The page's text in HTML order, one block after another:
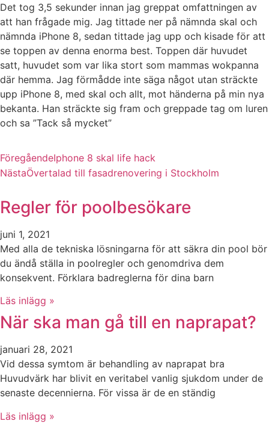
Det tog 3,5 sekunder innan jag greppat omfattningen av
att han frågade mig. Jag tittade ner på nämnda skal och
nämnda iPhone 8, sedan tittade jag upp och kisade för att
se toppen av denna enorma best. Toppen där huvudet
satt, huvudet som var lika stort som mammas wokpanna
där hemma. Jag förmådde inte säga något utan sträckte
upp iPhone 8, med skal och allt, mot händerna på min nya
bekanta. Han sträckte sig fram och greppade tag om luren
och sa ”Tack så mycket”
FöregåendeIphone 8 skal life hack
NästaÖvertalad till fasadrenovering i Stockholm
Regler för poolbesökare
juni 1, 2021
Med alla de tekniska lösningarna för att säkra din pool bör
du ändå ställa in poolregler och genomdriva dem
konsekvent. Förklara badreglerna för dina barn
Läs inlägg »
När ska man gå till en naprapat?
januari 28, 2021
Vid dessa symtom är behandling av naprapat bra
Huvudvärk har blivit en veritabel vanlig sjukdom under de
senaste decennierna. För vissa är de en ständig
Läs inlägg »